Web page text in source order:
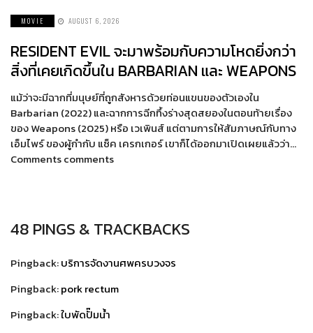
MOVIE AUGUST 6, 2026
RESIDENT EVIL จะมาพร้อมกับความโหดยิ่งกว่า
สิ่งที่เคยเกิดขึ้นใน BARBARIAN และ WEAPONS
แม้ว่าจะมีฉากที่มนุษย์ที่ถูกสังหารด้วยท่อนแขนของตัวเองใน
Barbarian (2022) และฉากการฉีกทึ้งร่างสุดสยองในตอนท้ายเรื่อง
ของ Weapons (2025) หรือ เวเพินส์ แต่ตามการให้สัมภาษณ์กับทาง
เอ็มไพร์ ของผู้กำกับ แซ็ค เครกเกอร์ เขาก็ได้ออกมาเปิดเผยแล้วว่า…
Comments comments
48 PINGS & TRACKBACKS
Pingback:บริการจัดงานศพครบวงจร
Pingback:pork rectum
Pingback:ใบพัดปั๊มน้ำ